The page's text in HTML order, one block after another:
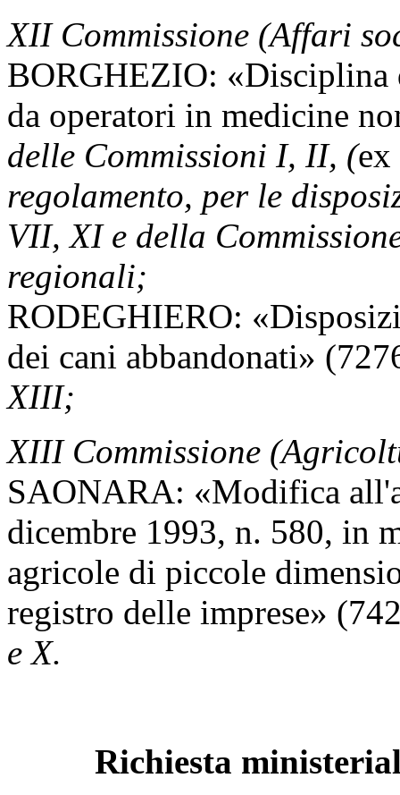
XII Commissione (Affari
BORGHEZIO: «Disciplina
da operatori in medicine
delle Commissioni I, II, (ex
regolamento, per le
VII, XI e della
regionali;
RODEGHIERO:
dei cani abbandonati»
XIII;
XIII Commissione
SAONARA: «Modifica
dicembre 1993, n. 580, in
agricole di piccole
registro delle imprese»
e X.
Richiesta